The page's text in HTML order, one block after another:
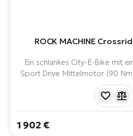
ROCK MACHINE
Ein schlankes City-E-Bike mit
Sport Drive Mittelmotor (90
hochwertiges Zubehör und
1 902 €